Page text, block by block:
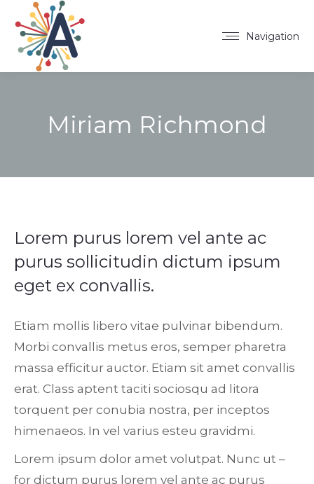
Navigation
Miriam Richmond
Lorem purus lorem vel ante ac
purus sollicitudin dictum ipsum
eget ex convallis.
Etiam mollis libero vitae pulvinar bibendum.
Morbi convallis metus eros, semper pharetra
massa efficitur auctor. Etiam sit amet convallis
erat. Class aptent taciti sociosqu ad litora
torquent per conubia nostra, per inceptos
himenaeos. In vel varius esteu gravidmi.
Lorem ipsum dolor amet volutpat. Nunc ut –
for dictum purus lorem vel ante ac purus